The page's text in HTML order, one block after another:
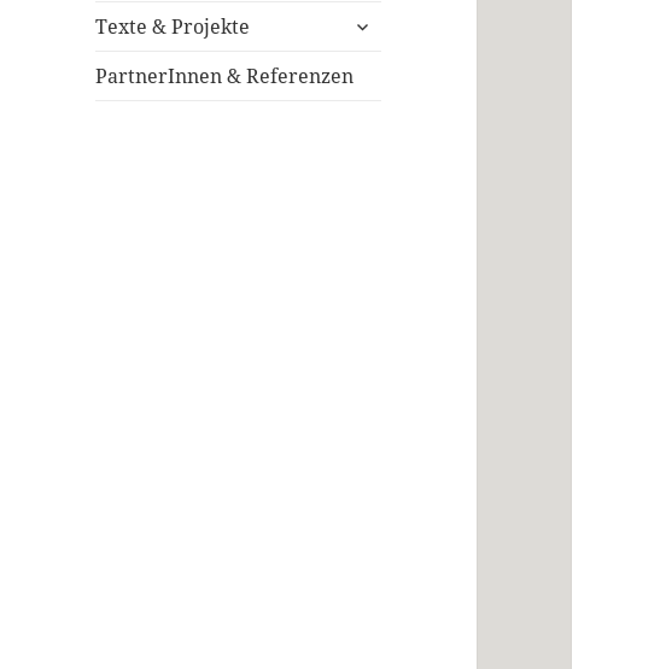
Texte & Projekte
untermenü
PartnerInnen & Referenzen